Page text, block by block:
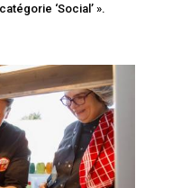
‘Social’ ».